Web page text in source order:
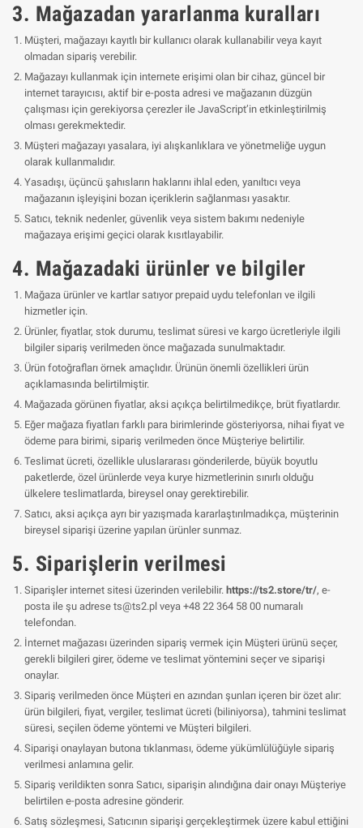
3. Mağazadan yararlanma kuralları
Müşteri, mağazayı kayıtlı bir kullanıcı olarak kullanabilir veya kayıt
olmadan sipariş verebilir.
Mağazayı kullanmak için internete erişimi olan bir cihaz, güncel bir
internet tarayıcısı, aktif bir e-posta adresi ve mağazanın düzgün
çalışması için gerekiyorsa çerezler ile JavaScript’in etkinleştirilmiş
olması gerekmektedir.
Müşteri mağazayı yasalara, iyi alışkanlıklara ve yönetmeliğe uygun
olarak kullanmalıdır.
Yasadışı, üçüncü şahısların haklarını ihlal eden, yanıltıcı veya
mağazanın işleyişini bozan içeriklerin sağlanması yasaktır.
Satıcı, teknik nedenler, güvenlik veya sistem bakımı nedeniyle
mağazaya erişimi geçici olarak kısıtlayabilir.
4. Mağazadaki ürünler ve bilgiler
Mağaza ürünler ve kartlar satıyor prepaid uydu telefonları ve ilgili
hizmetler için.
Ürünler, fiyatlar, stok durumu, teslimat süresi ve kargo ücretleriyle ilgili
bilgiler sipariş verilmeden önce mağazada sunulmaktadır.
Ürün fotoğrafları örnek amaçlıdır. Ürünün önemli özellikleri ürün
açıklamasında belirtilmiştir.
Mağazada görünen fiyatlar, aksi açıkça belirtilmedikçe, brüt fiyatlardır.
Eğer mağaza fiyatları farklı para birimlerinde gösteriyorsa, nihai fiyat ve
ödeme para birimi, sipariş verilmeden önce Müşteriye belirtilir.
Teslimat ücreti, özellikle uluslararası gönderilerde, büyük boyutlu
paketlerde, özel ürünlerde veya kurye hizmetlerinin sınırlı olduğu
ülkelere teslimatlarda, bireysel onay gerektirebilir.
Satıcı, aksi açıkça ayrı bir yazışmada kararlaştırılmadıkça, müşterinin
bireysel siparişi üzerine yapılan ürünler sunmaz.
5. Siparişlerin verilmesi
Siparişler internet sitesi üzerinden verilebilir. https://ts2.store/tr/, e-
posta ile şu adrese ts@ts2.pl veya +48 22 364 58 00 numaralı
telefondan.
İnternet mağazası üzerinden sipariş vermek için Müşteri ürünü seçer,
gerekli bilgileri girer, ödeme ve teslimat yöntemini seçer ve siparişi
onaylar.
Sipariş verilmeden önce Müşteri en azından şunları içeren bir özet alır:
ürün bilgileri, fiyat, vergiler, teslimat ücreti (biliniyorsa), tahmini teslimat
süresi, seçilen ödeme yöntemi ve Müşteri bilgileri.
Siparişi onaylayan butona tıklanması, ödeme yükümlülüğüyle sipariş
verilmesi anlamına gelir.
Sipariş verildikten sonra Satıcı, siparişin alındığına dair onayı Müşteriye
belirtilen e-posta adresine gönderir.
Satış sözleşmesi, Satıcının siparişi gerçekleştirmek üzere kabul ettiğini